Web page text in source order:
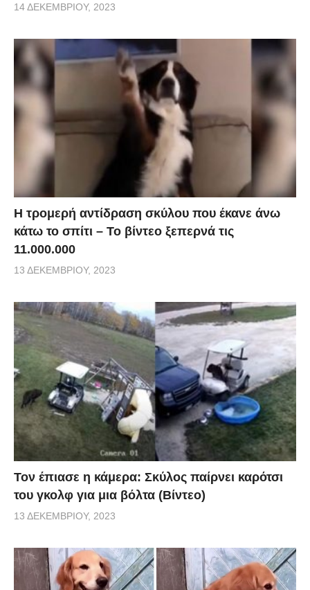
14 ΔΕΚΕΜΒΡΊΟΥ, 2023
Η τρομερή αντίδραση σκύλου που έκανε άνω
κάτω το σπίτι – Το βίντεο ξεπερνά τις
11.000.000
13 ΔΕΚΕΜΒΡΊΟΥ, 2023
Τον έπιασε η κάμερα: Σκύλος παίρνει καρότσι
του γκολφ για μια βόλτα (Βίντεο)
13 ΔΕΚΕΜΒΡΊΟΥ, 2023